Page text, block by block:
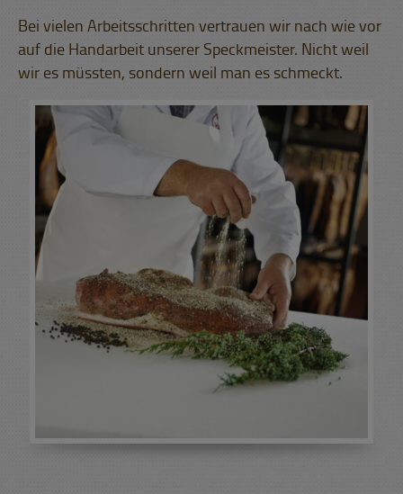
Bei vielen Arbeitsschritten vertrauen wir nach wie vor
auf die Handarbeit unserer Speckmeister. Nicht weil
wir es müssten, sondern weil man es schmeckt.